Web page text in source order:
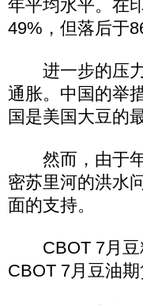
年平均水平。在
49%，但落后于
进一步的压力
通胀。中国的举
国是美国大豆的
然而，由于年
密苏里河的洪水
面的支持。
CBOT 7月豆
CBOT 7月豆油